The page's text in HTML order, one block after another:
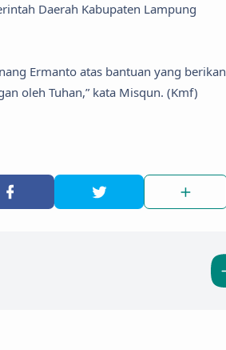
Daerah Kabupaten Lampung
Ermanto atas bantuan yang berikan
oleh Tuhan,” kata Misqun. (Kmf)